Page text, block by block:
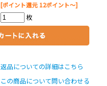
[ポイント還元 12ポイント～]
枚
返品についての詳細はこちら
この商品について問い合わせる